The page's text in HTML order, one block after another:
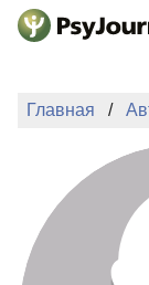
Перейти к
Главная